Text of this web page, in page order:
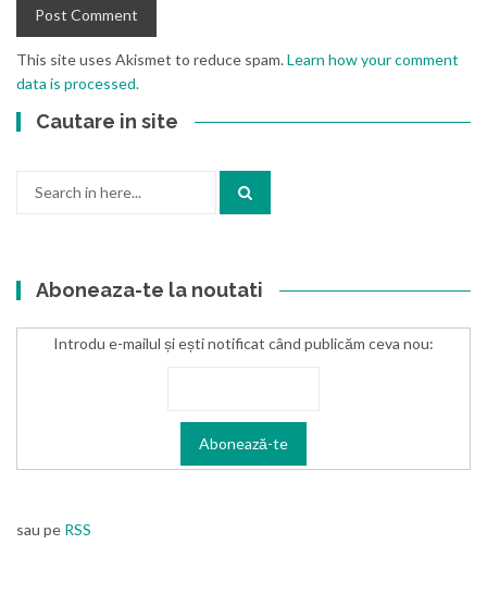
This site uses Akismet to reduce spam.Learn how your comment
data is processed.
Cautare in site
Aboneaza-te la noutati
Introdu e-mailul și ești notificat când publicăm ceva nou:
sau pe RSS